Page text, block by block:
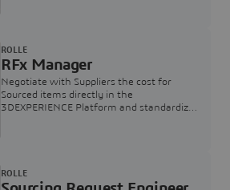
RFx Manager
Negotiate with Suppliers the cost for
Sourced items directly in the
3DEXPERIENCE Platform and standardize
ROLLE
ROLLE